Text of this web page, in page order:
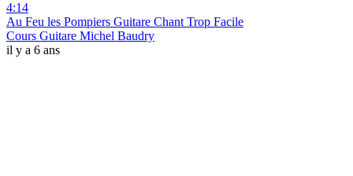
4:14
Au Feu les Pompiers Guitare Chant Trop Facile
Cours Guitare Michel Baudry
il y a 6 ans